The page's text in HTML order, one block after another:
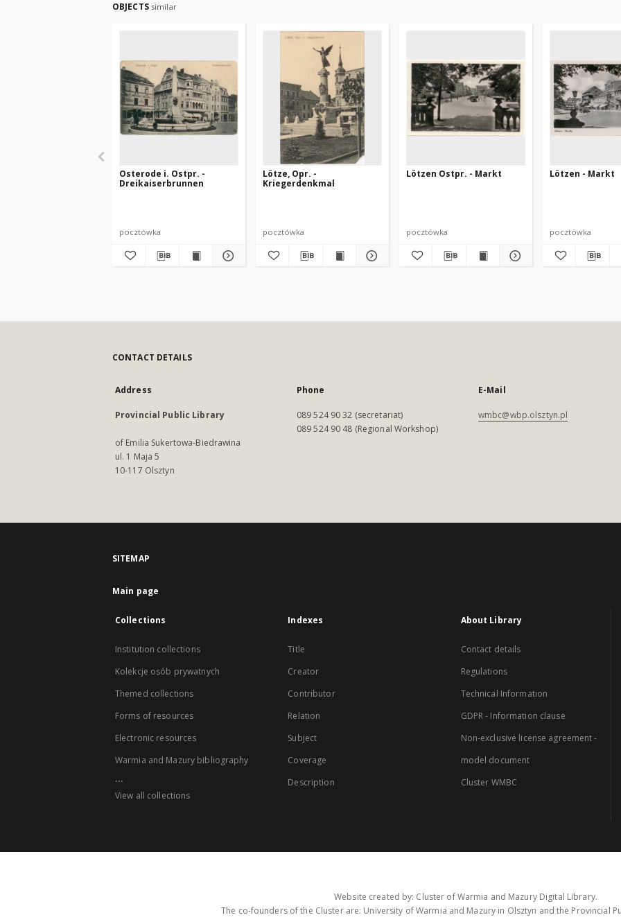
OBJECTS similar
Osterode i. Ostpr. -
Dreikaiserbrunnen
pocztówka
Lötze, Opr. -
Kriegerdenkmal
pocztówka
Lötzen Ostpr. - Markt
pocztówka
Lötzen - Markt
pocztówka
CONTACT DETAILS
Address
Provincial Public Library
of Emilia Sukertowa-Biedrawina
ul. 1 Maja 5
10-117 Olsztyn
Phone
089 524 90 32 (secretariat)
089 524 90 48 (Regional Workshop)
E-Mail
wmbc@wbp.olsztyn.pl
SITEMAP
Main page
Collections
Institution collections
Kolekcje osób prywatnych
Themed collections
Forms of resources
Electronic resources
Warmia and Mazury bibliography
...
View all collections
Indexes
Title
Creator
Contributor
Relation
Subject
Coverage
Description
About Library
Contact details
Regulations
Technical Information
GDPR - Information clause
Non-exclusive license agreement -
model document
Cluster WMBC
Website created by: Cluster of Warmia and Mazury Digital Library.
The co-founders of the Cluster are: University of Warmia and Mazury in Olsztyn and the Provincial